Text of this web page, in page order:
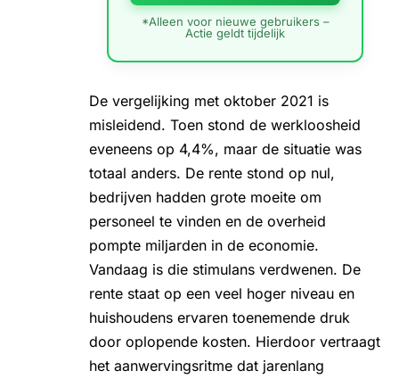
*Alleen voor nieuwe gebruikers –
Actie geldt tijdelijk
De vergelijking met oktober 2021 is
misleidend. Toen stond de werkloosheid
eveneens op 4,4%, maar de situatie was
totaal anders. De rente stond op nul,
bedrijven hadden grote moeite om
personeel te vinden en de overheid
pompte miljarden in de economie.
Vandaag is die stimulans verdwenen. De
rente staat op een veel hoger niveau en
huishoudens ervaren toenemende druk
door oplopende kosten. Hierdoor vertraagt
het aanwervingsritme dat jarenlang